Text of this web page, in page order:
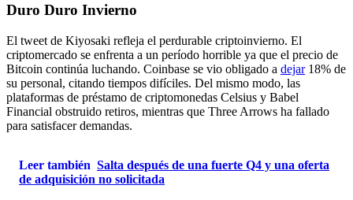
Duro Duro Invierno
El tweet de Kiyosaki refleja el perdurable criptoinvierno. El
criptomercado se enfrenta a un período horrible ya que el precio de
Bitcoin continúa luchando. Coinbase se vio obligado a dejar18% de
su personal, citando tiempos difíciles. Del mismo modo, las
plataformas de préstamo de criptomonedas Celsius y Babel
Financial obstruido retiros, mientras que Three Arrows ha fallado
para satisfacer demandas.
Leer también Salta después de una fuerte Q4 y una oferta
de adquisición no solicitada